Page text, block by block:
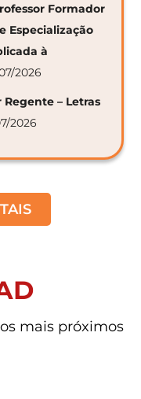
Formador
Especialização
à
2026
Regente – Letras
2026
mais próximos